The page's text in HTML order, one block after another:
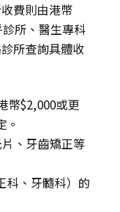
費則由港幣
所、醫生專科
所查詢具體收
幣$2,000或更
。
、牙齒矯正等
科、牙髓科）的